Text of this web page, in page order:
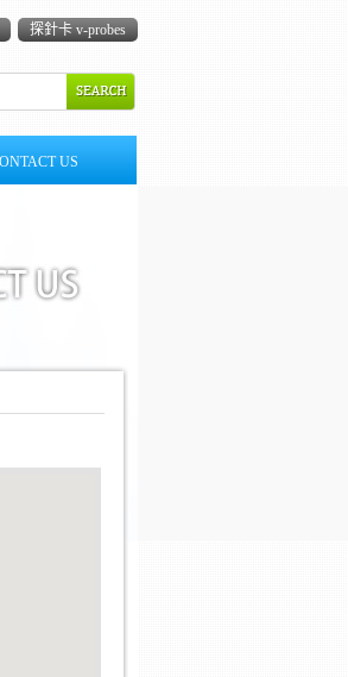
探針卡 v-probes
US